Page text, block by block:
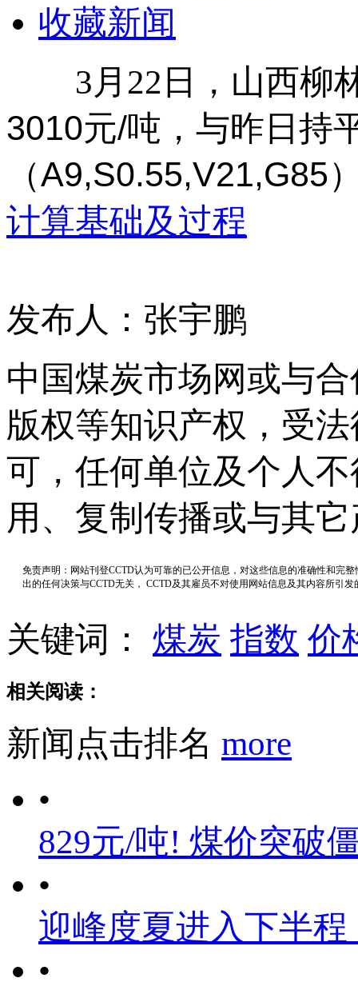
收藏新闻
3月22日，山西柳
3010元/吨，与昨日持
（A9,S0.55,V21,G85
计算基础及过程
发布人：张宇鹏
中国煤炭市场网或与
版权等知识产权，受
可，任何单位及个人
用、复制传播或与其
免责声明：网站刊登CCTD认为可靠的已公开信息，对这些信息的准确性和完
出的任何决策与CCTD无关， CCTD及其雇员不对使用网站信息及其内容所引
关键词： 煤炭 指数 价
相关阅读：
新闻点击排名 more
•
829元/吨! 煤价突破
•
迎峰度夏进入下半
•